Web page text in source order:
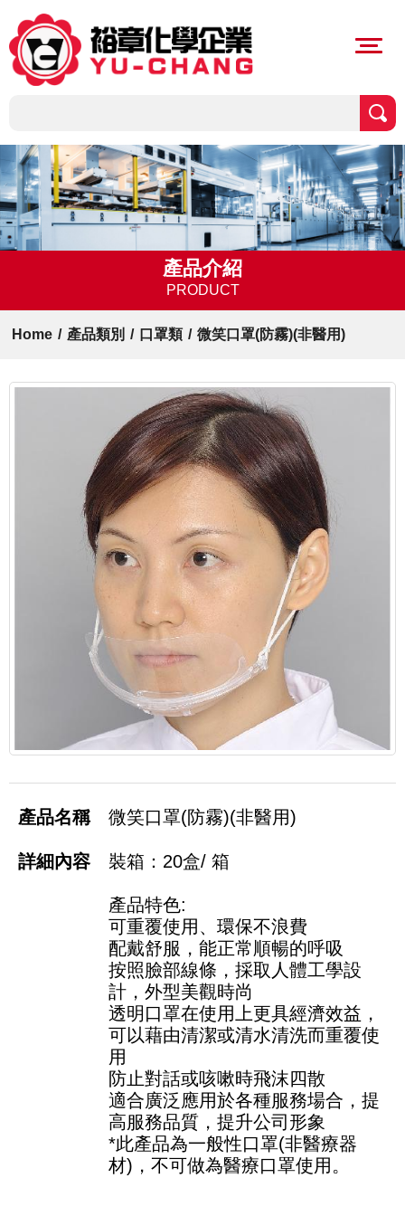
產品介紹
PRODUCT
Home / 產品類別 / 口罩類 / 微笑口罩(防霧)(非醫用)
微笑口罩(防霧)(非醫用)
裝箱：20盒/ 箱
產品特色:
可重覆使用、環保不浪費
配戴舒服，能正常順暢的呼吸
按照臉部線條，採取人體工學設
計，外型美觀時尚
透明口罩在使用上更具經濟效益，
可以藉由清潔或清水清洗而重覆使
用
防止對話或咳嗽時飛沫四散
適合廣泛應用於各種服務場合，提
高服務品質，提升公司形象
*此產品為一般性口罩(非醫療器
材)，不可做為醫療口罩使用。